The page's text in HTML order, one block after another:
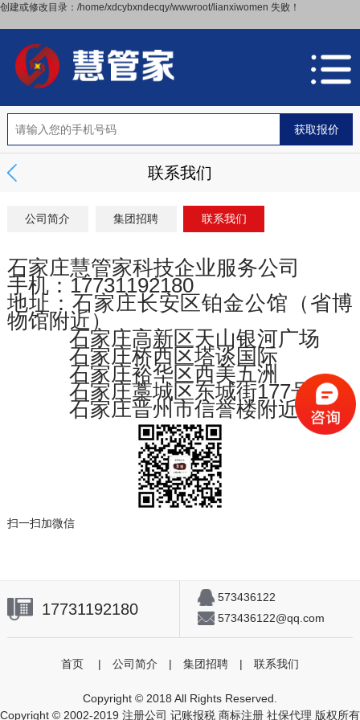
创建或修改目录：/home/xdcybxndecqy/wwwroot/lianxiwomen 失败！
联系我们
公司简介 集团招聘 联系我们
石家庄慧管家科技企业服务公司
手机：17731192180
地址：石家庄长安区铂金公馆（省博
物馆附近）
石家庄高新区天山银河广场
石家庄桥西区塔谈国际
石家庄裕华区西美五洲
石家庄藁城区东城街177号
石家庄晋州市信誉楼附近
扫一扫加微信
17731192180
573436122
573436122@qq.com
首页 | 公司简介 | 集团招聘 | 联系我们
Copyright © 2018 All Rights Reserved.
Copyright © 2002-2019 注册公司 记账报税 商标注册 社保代理 版权所有